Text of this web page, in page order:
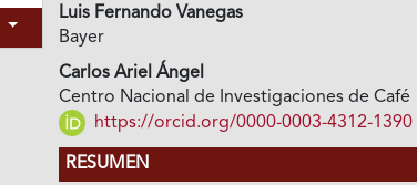
Luis Fernando Vanegas
Bayer
Carlos Ariel Ángel
Centro Nacional de Investigaciones de Café
https://orcid.org/0000-0003-4312-1390
RESUMEN